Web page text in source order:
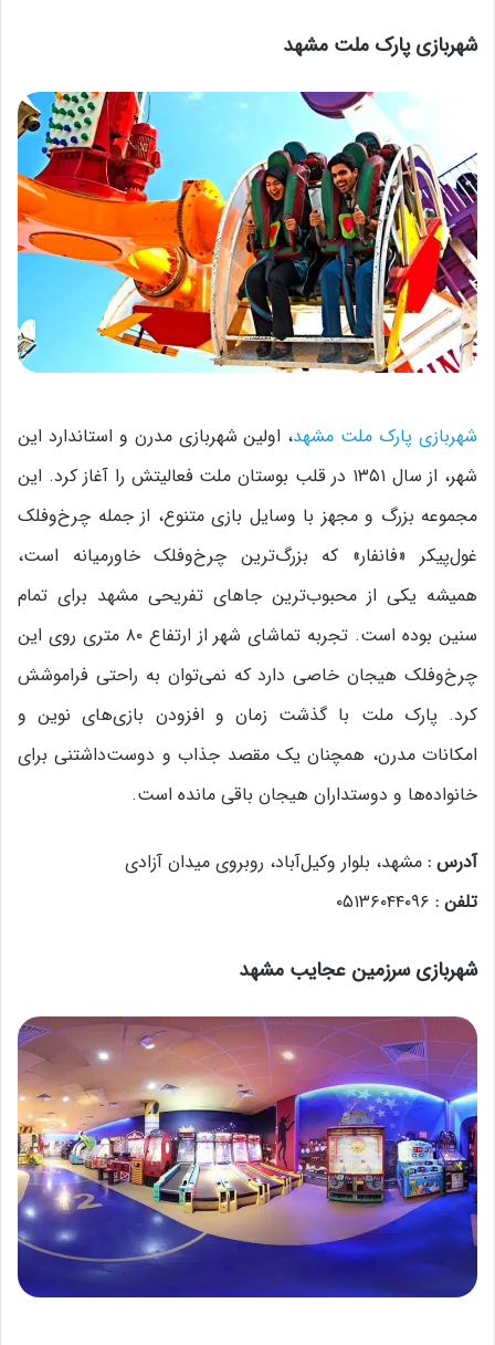
شهربازی پارک ملت مشهد
شهربازی پارک ملت مشهد، اولین شهربازی مدرن و استاندارد این
شهر، از سال ۱۳۵۱ در قلب بوستان ملت فعالیتش را آغاز کرد. این
مجموعه بزرگ و مجهز با وسایل بازی متنوع، از جمله چرخ‌وفلک
غول‌پیکر «فانفار» که بزرگ‌ترین چرخ‌وفلک خاورمیانه است،
همیشه یکی از محبوب‌ترین جاهای تفریحی مشهد برای تمام
سنین بوده است. تجربه تماشای شهر از ارتفاع ۸۰ متری روی این
چرخ‌وفلک هیجان خاصی دارد که نمی‌توان به راحتی فراموشش
کرد. پارک ملت با گذشت زمان و افزودن بازی‌های نوین و
امکانات مدرن، همچنان یک مقصد جذاب و دوست‌داشتنی برای
خانواده‌ها و دوستداران هیجان باقی مانده است.
آدرس : مشهد، بلوار وکیل‌آباد، روبروی میدان آزادی
تلفن :
شهربازی سرزمین عجایب مشهد